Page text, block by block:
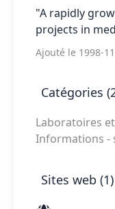
"A rapidly
projects in
Ajouté le 1998-
Catégories
Laboratoires
Informations -
Sites web (1)